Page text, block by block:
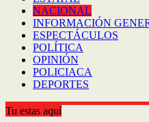
NACIONAL
INFORMACIÓN
ESPECTÁCULOS
POLÍTICA
OPINIÓN
POLICIACA
DEPORTES
Tu estas aquí